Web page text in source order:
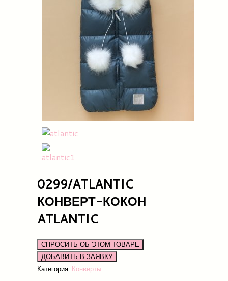
0299/ATLANTIC
КОНВЕРТ-КОКОН
ATLANTIC
СПРОСИТЬ ОБ ЭТОМ ТОВАРЕ
Категория: Конверты